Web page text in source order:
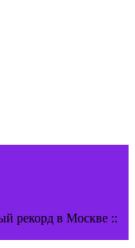
рекорд в Москве ::